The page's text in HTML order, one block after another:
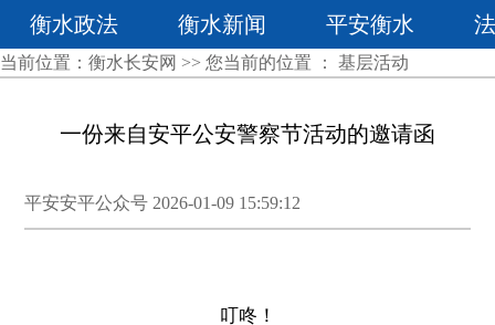
衡水政法 衡水新闻 平安衡水
当前位置： 衡水长安网 >> 您当前的位置 ： 基层活动
一份来自安平公安警察节活动的邀请函
平安安平公众号 2026-01-09 15:59:12
叮咚！